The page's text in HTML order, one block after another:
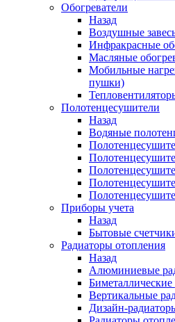
Обогреватели
Назад
Воздушные
Инфракрасные
Масляные
Мобильные
пушки)
Полотенцесушители
Назад
Водяные
Приборы учета
Назад
Бытовые
Радиаторы отопления
Назад
Алюминиевые
Вертикальные
Дизайн-